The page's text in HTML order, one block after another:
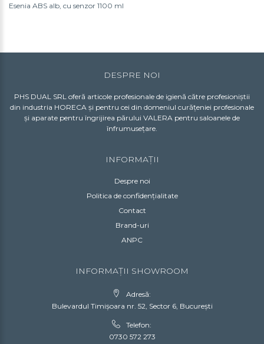
Esenia ABS alb cu senzor 1100 ml
DESPRE NOI
PHS DUAL SRL oferă articole profesionale de igienă către profesioniștii
din industria HORECA și pentru cei din domeniul curățeniei profesionale
și aparate pentru îngrijirea părului VALERA pentru saloanele de
înfrumusețare.
INFORMAȚII
Despre noi
Politica de confidențialitate
Contact
Brand-uri
ANPC
INFORMAȚII SHOWROOM
Adresă:
Bulevardul Timișoara nr. 52, Sector 6, București
Telefon:
0730 572 273